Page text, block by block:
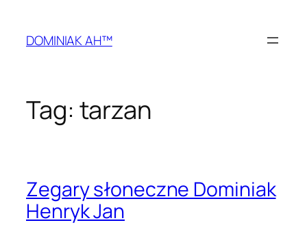
treściDOMINIAK AH™
Tag: tarzan
Zegary słoneczne Dominiak
Henryk Jan